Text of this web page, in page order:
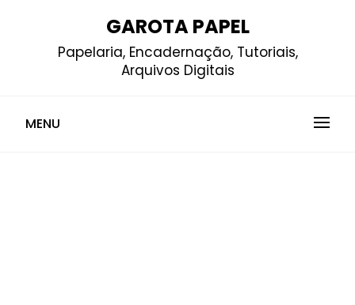
GAROTA PAPEL
Papelaria, Encadernação, Tutoriais,
Arquivos Digitais
MENU